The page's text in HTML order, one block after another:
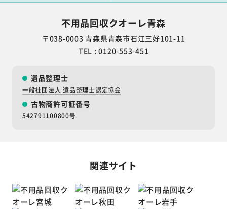
不用品回収クオーレ青森
〒038-0003青森県青森市石江三好101-11
TEL : 0120-553-451
遺品整理士
一般社団法人 遺品整理士認定協会
古物商許可証番号
542791100800号
関連サイト